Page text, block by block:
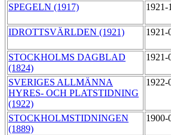
SPEGELN (1917) 1921-
IDROTTSVÄRLDEN (1921)
1921-
STOCKHOLMS DAGBLAD
(1824)
1921-
SVERIGES ALLMÄNNA
HYRES- OCH PLATSTIDNING
(1922)
1922-
STOCKHOLMSTIDNINGEN
(1889)
1900-